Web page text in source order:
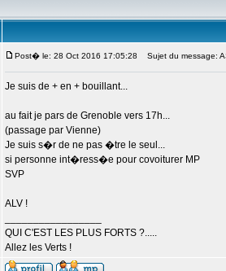
Post� le: 28 Oct 2016 17:05:28 Sujet du message:
Je suis de + en + bouillant...
au fait je pars de Grenoble vers 17h...
(passage par Vienne)
Je suis s�r de ne pas �tre le seul...
si personne int�ress�e pour covoiturer MP
SVP
ALV !
QUI C'EST LES PLUS FORTS ?.....
Allez les Verts !